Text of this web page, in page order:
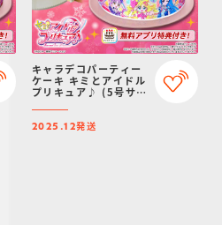
キャラデコパーティー
ケーキ キミとアイドル
プリキュア♪ (5号サイ
送・クリスマス予約】
2025.12発送